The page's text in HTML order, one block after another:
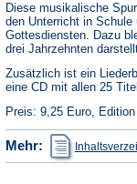
Diese musikalische
den Unterricht in
Gottesdiensten. Dazu
drei Jahrzehnten
Zusätzlich ist ein
eine CD mit allen 25
Preis: 9,25 Euro,
Mehr: